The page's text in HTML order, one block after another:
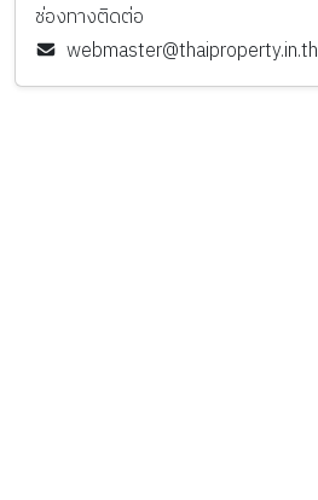
ช่องทางติดต่อ
webmaster@thaiproperty.in.th